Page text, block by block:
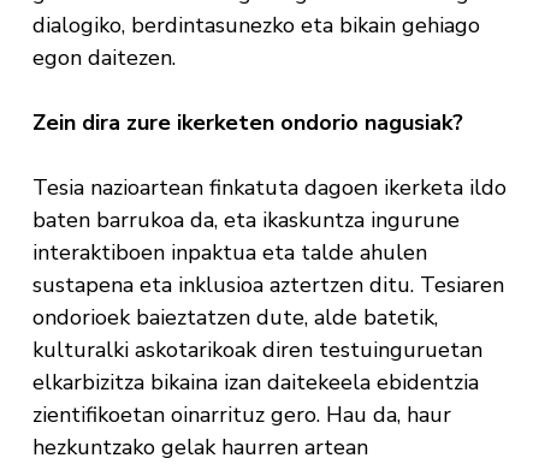
dialogiko, berdintasunezko eta bikain gehiago
egon daitezen.
Zein dira zure ikerketen ondorio nagusiak?
Tesia nazioartean finkatuta dagoen ikerketa ildo
baten barrukoa da, eta ikaskuntza ingurune
interaktiboen inpaktua eta talde ahulen
sustapena eta inklusioa aztertzen ditu. Tesiaren
ondorioek baieztatzen dute, alde batetik,
kulturalki askotarikoak diren testuinguruetan
elkarbizitza bikaina izan daitekeela ebidentzia
zientifikoetan oinarrituz gero. Hau da, haur
hezkuntzako gelak haurren artean